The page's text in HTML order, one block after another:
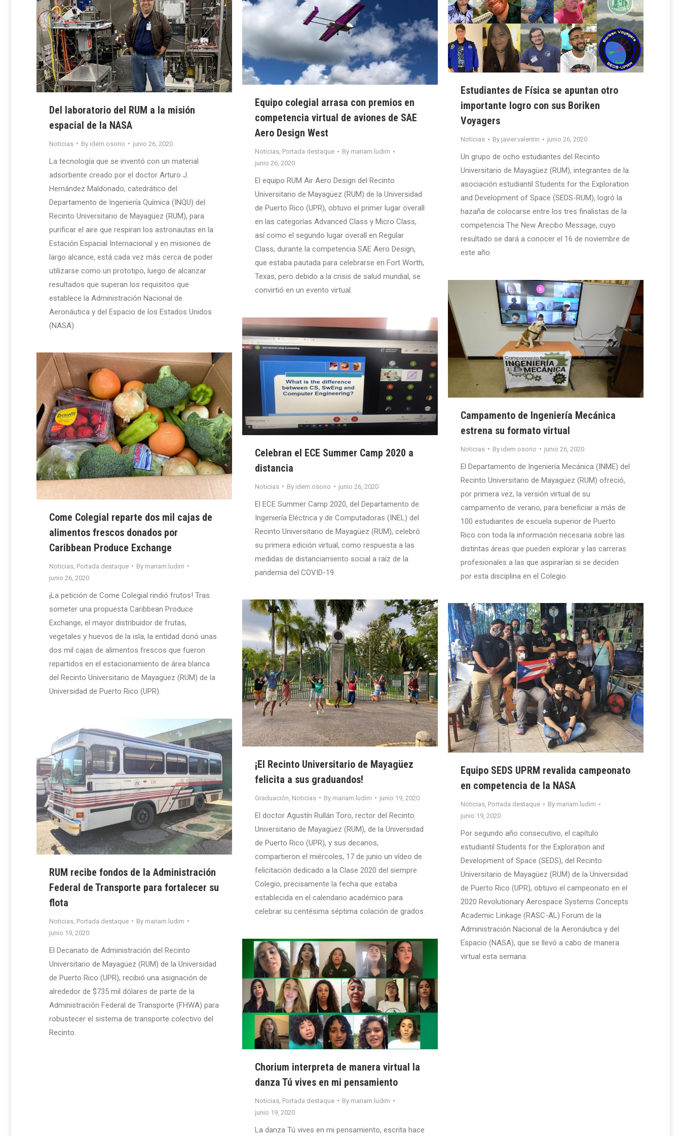
Del laboratorio del RUM a la misión
espacial de la NASA
Noticias By idem.osorio junio 26, 2020
La tecnología que se inventó con un material
adsorbente creado por el doctor Arturo J.
Hernández Maldonado, catedrático del
Departamento de Ingeniería Química (INQU) del
Recinto Universitario de Mayagüez (RUM), para
purificar el aire que respiran los astronautas en la
Estación Espacial Internacional y en misiones de
largo alcance, está cada vez más cerca de poder
utilizarse como un prototipo, luego de alcanzar
resultados que superan los requisitos que
establece la Administración Nacional de
Aeronáutica y del Espacio de los Estados Unidos
(NASA).
Equipo colegial arrasa con premios en
competencia virtual de aviones de SAE
Aero Design West
Noticias, Portada destaque By mariam.ludim
junio 26, 2020
El equipo RUM Air Aero Design del Recinto
Universitario de Mayagüez (RUM) de la Universidad
de Puerto Rico (UPR), obtuvo el primer lugar overall
en las categorías Advanced Class y Micro Class,
así como el segundo lugar overall en Regular
Class, durante la competencia SAE Aero Design,
que estaba pautada para celebrarse en Fort Worth,
Texas, pero debido a la crisis de salud mundial, se
convirtió en un evento virtual.
Estudiantes de Física se apuntan otro
importante logro con sus Boriken
Voyagers
Noticias By javier.valentin junio 26, 2020
Un grupo de ocho estudiantes del Recinto
Universitario de Mayagüez (RUM), integrantes de la
asociación estudiantil Students for the Exploration
and Development of Space (SEDS-RUM), logró la
hazaña de colocarse entre los tres finalistas de la
competencia The New Arecibo Message, cuyo
resultado se dará a conocer el 16 de noviembre de
este año.
Campamento de Ingeniería Mecánica
estrena su formato virtual
Noticias By idem.osorio junio 26, 2020
El Departamento de Ingeniería Mecánica (INME) del
Recinto Universitario de Mayagüez (RUM) ofreció,
por primera vez, la versión virtual de su
campamento de verano, para beneficiar a más de
100 estudiantes de escuela superior de Puerto
Rico con toda la información necesaria sobre las
distintas áreas que pueden explorar y las carreras
profesionales a las que aspirarían si se deciden
por esta disciplina en el Colegio.
Celebran el ECE Summer Camp 2020 a
distancia
Noticias By idem.osorio junio 26, 2020
El ECE Summer Camp 2020, del Departamento de
Ingeniería Eléctrica y de Computadoras (INEL) del
Recinto Universitario de Mayagüez (RUM), celebró
su primera edición virtual, como respuesta a las
medidas de distanciamiento social a raíz de la
pandemia del COVID-19.
Come Colegial reparte dos mil cajas de
alimentos frescos donados por
Caribbean Produce Exchange
Noticias Portada destaque By mariam.ludim
junio 26, 2020
¡La petición de Come Colegial rindió frutos! Tras
someter una propuesta Caribbean Produce
Exchange, el mayor distribuidor de frutas,
vegetales y huevos de la isla, la entidad donó unas
dos mil cajas de alimentos frescos que fueron
repartidos en el estacionamiento de área blanca
del Recinto Universitario de Mayagüez (RUM) de la
Universidad de Puerto Rico (UPR).
¡El Recinto Universitario de Mayagüez
felicita a sus graduandos!
Graduación Noticias By mariam.ludim junio 19, 2020
El doctor Agustín Rullán Toro, rector del Recinto
Universitario de Mayagüez (RUM), de la Universidad
de Puerto Rico (UPR), y sus decanos,
compartieron el miércoles, 17 de junio un vídeo de
felicitación dedicado a la Clase 2020 del siempre
Colegio, precisamente la fecha que estaba
establecida en el calendario académico para
celebrar su centésima séptima colación de grados.
Equipo SEDS UPRM revalida campeonato
en competencia de la NASA
Noticias, Portada destaque By mariam.ludim
junio 19, 2020
Por segundo año consecutivo, el capítulo
estudiantil Students for the Exploration and
Development of Space (SEDS), del Recinto
Universitario de Mayagüez (RUM) de la Universidad
de Puerto Rico (UPR), obtuvo el campeonato en el
2020 Revolutionary Aerospace Systems Concepts
Academic Linkage (RASC-AL) Forum de la
Administración Nacional de la Aeronáutica y del
Espacio (NASA), que se llevó a cabo de manera
virtual esta semana.
RUM recibe fondos de la Administración
Federal de Transporte para fortalecer su
flota
Noticias Portada destaque By mariam.ludim
junio 19, 2020
El Decanato de Administración del Recinto
Universitario de Mayagüez (RUM) de la Universidad
de Puerto Rico (UPR), recibió una asignación de
alrededor de $735 mil dólares de parte de la
Administración Federal de Transporte (FHWA) para
robustecer el sistema de transporte colectivo del
Recinto.
Chorium interpreta de manera virtual la
danza Tú vives en mi pensamiento
Noticias Portada destaque By mariam.ludim
junio 19, 2020
La danza Tú vives en mi pensamiento, escrita hace